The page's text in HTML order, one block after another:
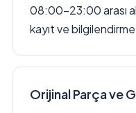
08:00–23:00 arası
kayıt ve
Orijinal Parça ve